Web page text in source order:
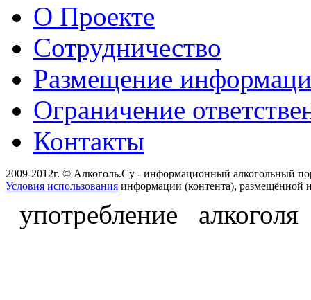
О Проекте
Сотрудничество
Размещение
Ограничение
Контакты
2009-2012г. © Алкоголь.Су - информационный алкогольный
Условия использования информации (контента), размещённой
употребление